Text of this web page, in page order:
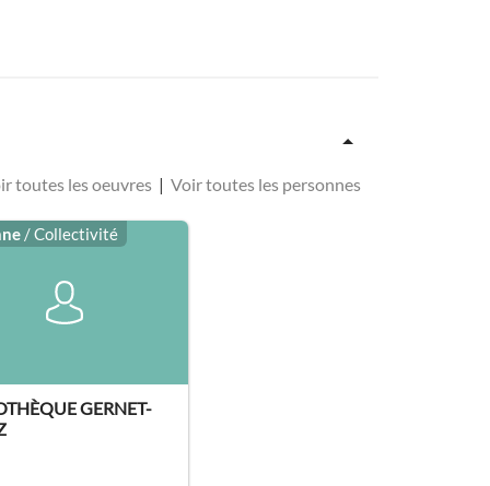
toutes les oeuvres | Voir toutes les personnes
/ Collectivité
GERNET-